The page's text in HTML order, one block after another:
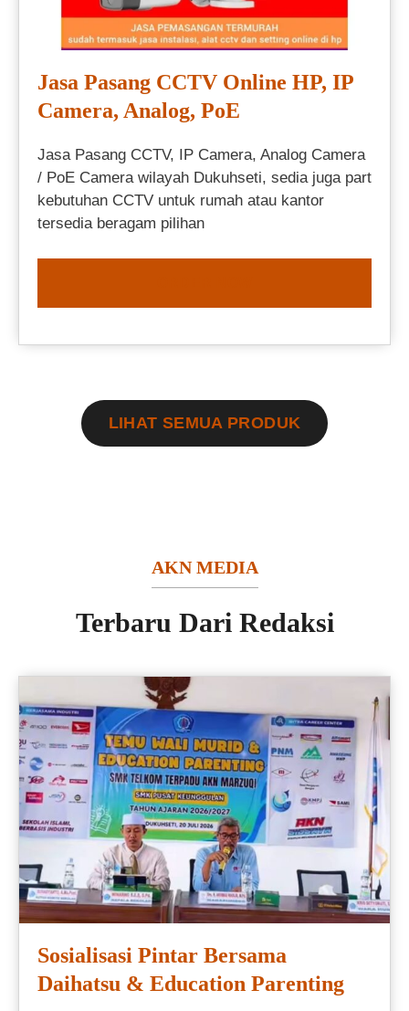
Jasa Pasang CCTV Online HP, IP
Camera, Analog, PoE
Jasa Pasang CCTV, IP Camera, Analog Camera
/ PoE Camera wilayah Dukuhseti, sedia juga part
kebutuhan CCTV untuk rumah atau kantor
tersedia beragam pilihan
LIHAT SEMUA PRODUK
AKN MEDIA
Terbaru Dari Redaksi
Sosialisasi Pintar Bersama
Daihatsu & Education Parenting